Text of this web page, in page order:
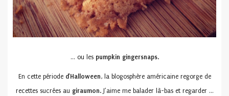
… ou les pumpkin gingersnaps.
En cette période d’Halloween, la blogosphère américaine regorge de
recettes sucrées au giraumon. J’aime me balader là-bas et regarder …